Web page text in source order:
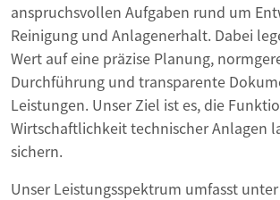
anspruchsvollen Aufgaben rund um
Reinigung und Anlagenerhalt. Dabei
Wert auf eine präzise Planung,
Durchführung und transparente
Leistungen. Unser Ziel ist es, die
Wirtschaftlichkeit technischer Anlagen
sichern.
Unser Leistungsspektrum umfasst